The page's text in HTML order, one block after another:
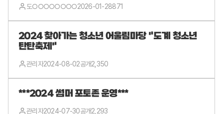
도○○○○○○○○2026-01-28871
2024 찾아가는 청소년 어울림마당 "도계 청소년
탄탄축제"
관리자2024-08-02공개2,350
***2024 썸머 포토존 운영***
관리자2024-07-30공개2,293